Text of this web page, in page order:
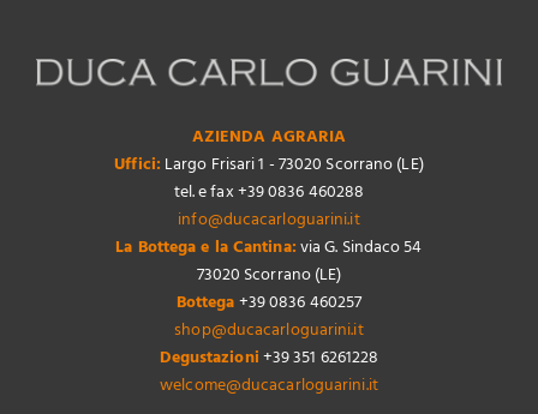
AZIENDA AGRARIA
Uffici: Largo Frisari 1 - 73020 Scorrano (LE)
tel. e fax +39 0836 460288
info@ducacarloguarini.it
La Bottega e la Cantina:via G. Sindaco 54
73020 Scorrano (LE)
Bottega+39 0836 460257
shop@ducacarloguarini.it
Degustazioni+39 351 6261228
welcome@ducacarloguarini.it